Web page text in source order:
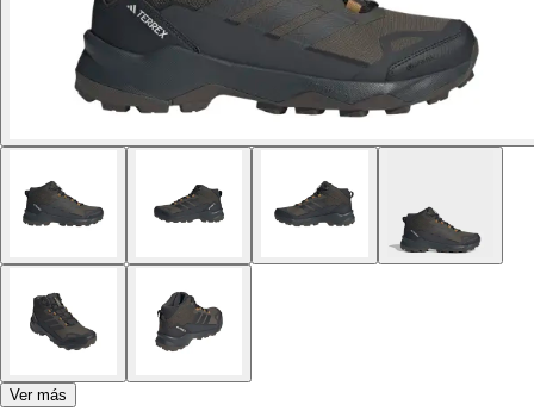
Ver más